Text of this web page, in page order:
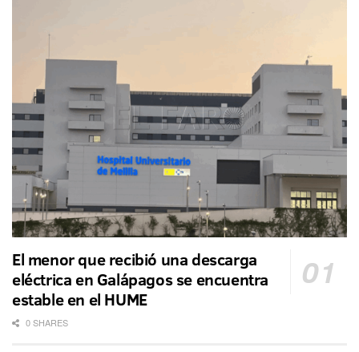
El menor que recibió una descarga
eléctrica en Galápagos se encuentra
estable en el HUME
0 SHARES